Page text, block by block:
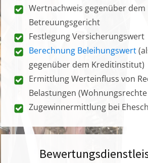
Wertnachweis gegenüber dem
Betreuungsgericht
Festlegung Versicherungswert
Berechnung Beleihungswert
gegenüber dem Kreditinstitut)
Ermittlung Werteinfluss von
Belastungen (Wohnungsrechte
Zugewinnermittlung bei